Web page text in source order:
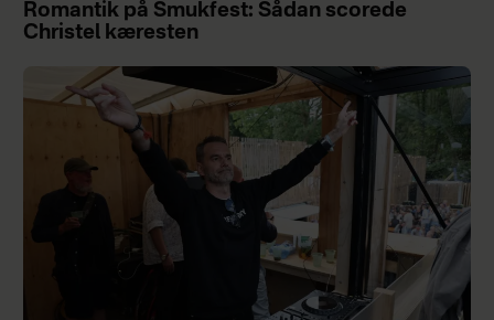
Romantik på Smukfest: Sådan scorede
Christel kæresten